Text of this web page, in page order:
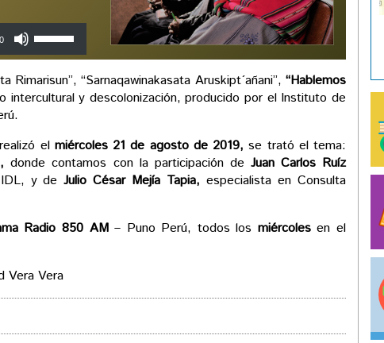
de
flecha
aumentar
o
disminuir
volumen.
Rimarisun”, “Sarnaqawinakasata Aruskipt´añani”, “Hablemos
intercultural y descolonización, producido por el Instituto de
el miércoles 21 de agosto de 2019, se trató el tema:
donde contamos con la participación de Juan Carlos Ruíz
IDL, y deJulio César Mejía Tapia, especialista en Consulta
Radio 850 AM– Puno Perú, todos los miércolesen el
Vera Vera